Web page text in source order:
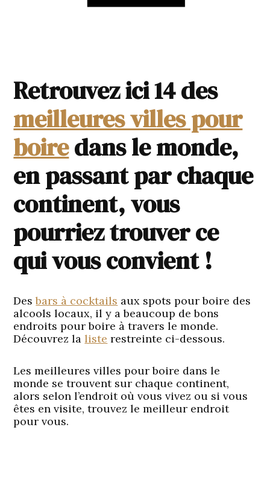
Retrouvez ici 14 des
meilleures villes pour
boiredans le monde,
en passant par chaque
continent, vous
pourriez trouver ce
qui vous convient !
Desbars à cocktails aux spots pour boire des
alcools locaux, il y a beaucoup de bons
endroits pour boire à travers le monde.
Découvrez laliste restreinte ci-dessous.
Les meilleures villes pour boire dans le
monde se trouvent sur chaque continent,
alors selon l’endroit où vous vivez ou si vous
êtes en visite, trouvez le meilleur endroit
pour vous.